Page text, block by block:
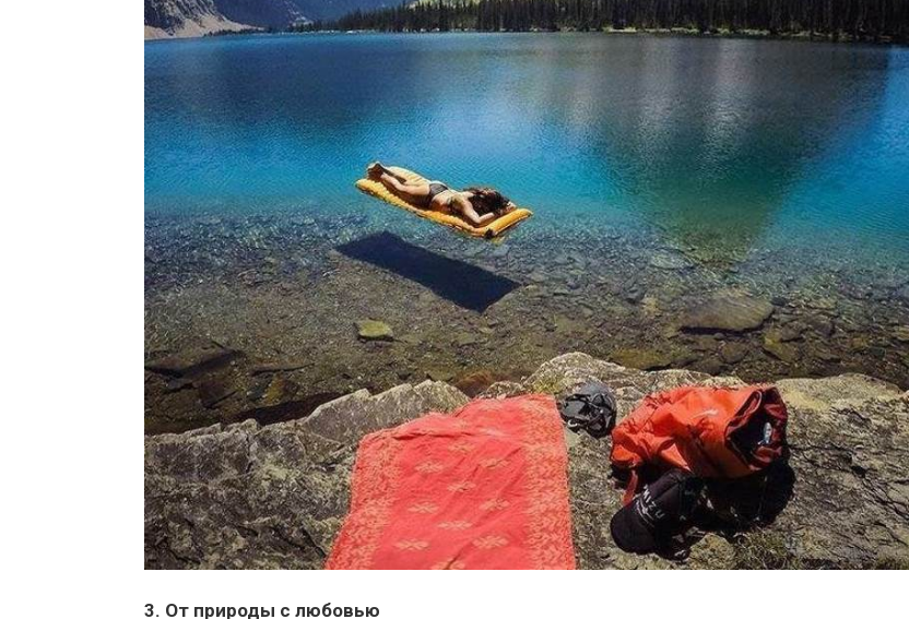
3. От природы с любовью